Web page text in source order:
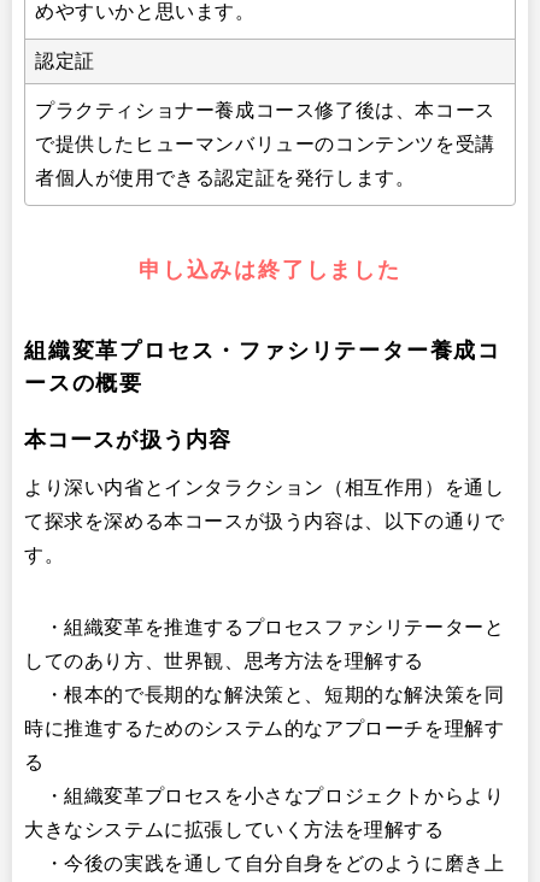
めやすいかと思います。
認定証
プラクティショナー養成コース修了後は、本コース
で提供したヒューマンバリューのコンテンツを受講
者個人が使用できる認定証を発行します。
申し込みは終了しました
組織変革プロセス・ファシリテーター養成コ
ースの概要
本コースが扱う内容
より深い内省とインタラクション（相互作用）を通し
て探求を深める本コースが扱う内容は、以下の通りで
す。
・組織変革を推進するプロセスファシリテーターと
してのあり方、世界観、思考方法を理解する
・根本的で長期的な解決策と、短期的な解決策を同
時に推進するためのシステム的なアプローチを理解す
る
・組織変革プロセスを小さなプロジェクトからより
大きなシステムに拡張していく方法を理解する
・今後の実践を通して自分自身をどのように磨き上